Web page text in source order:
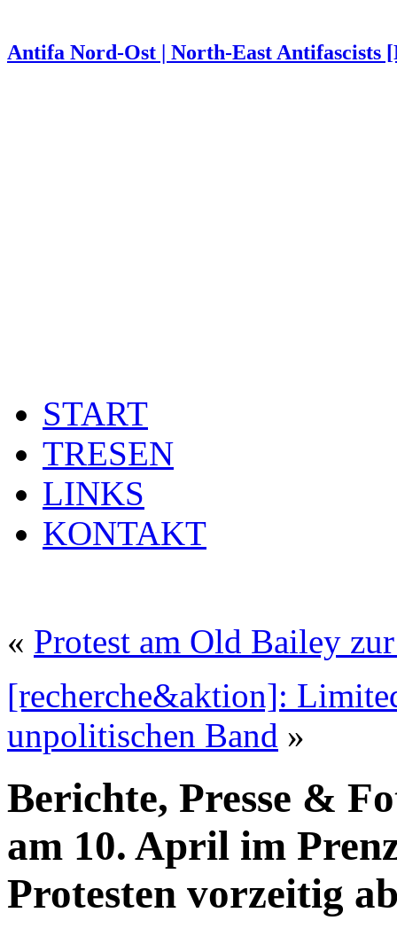
Antifa Nord-Ost | North-East Antifascists
START
TRESEN
LINKS
KONTAKT
« Protest am Old Bailey
[recherche&aktion]:
unpolitischen Band »
Berichte, Presse &
am 10. April im
Protesten vorzeitig